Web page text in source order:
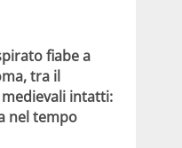
fiabe a
tra il
intatti:
nel tempo